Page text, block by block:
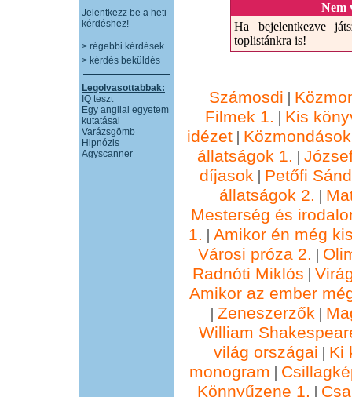
Jelentkezz be a heti
kérdéshez!
> régebbi kérdések
> kérdés beküldés
Legolvasottabbak:
IQ teszt
Egy angliai egyetem
kutatásai
Varázsgömb
Hipnózis
Agyscanner
Nem
Ha bejelentkezve
toplistánkra is!
Számosdi |
Filmek 1. | Kis
idézet |
állatságok 1. |
díjasok | Petőfi
állatságok 2. |
Mesterség és
1. | Amikor én még
Városi próza 2. |
Radnóti Miklós |
Amikor az ember
| Zeneszerzők |
William
világ országai | Ki
monogram |
Könnyűzene 1. |